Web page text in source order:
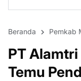
Beranda Pemkab
PT
Temu